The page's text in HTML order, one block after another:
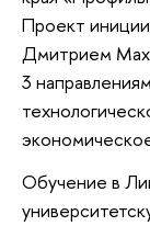
Проект
Дмитрием
3
Обучение в